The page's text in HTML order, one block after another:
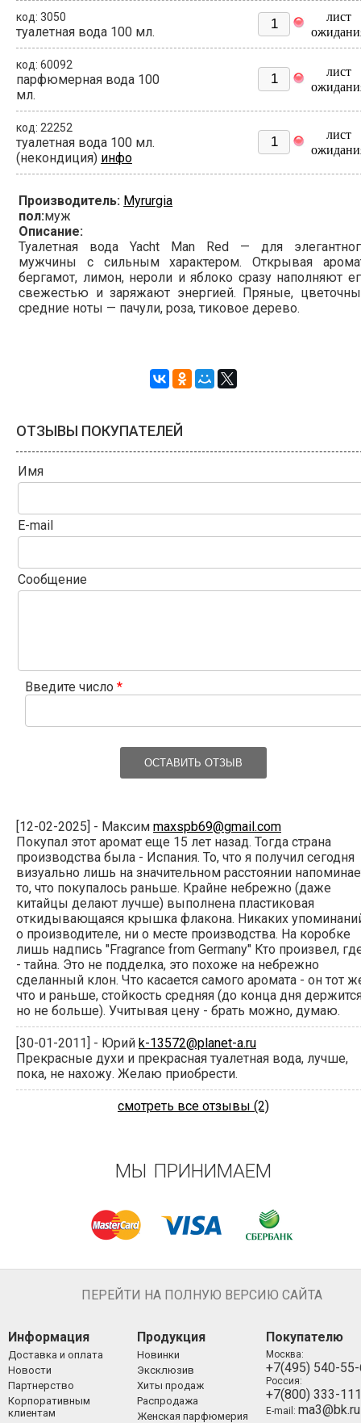
код: 3050
туалетная вода 100 мл.
лист
код: 60092
парфюмерная вода 100
мл.
лист
код: 22252
туалетная вода 100 мл.
(некондиция) инфо
лист
Производитель: Myrurgia
пол:муж
Описание:
Туалетная вода Yacht Man Red — для
мужчины с сильным характером. Открывая
бергамот, лимон, нероли и яблоко сразу наполняют
свежестью и заряжают энергией. Пряные,
средние ноты — пачули, роза, тиковое дерево.
ОТЗЫВЫ ПОКУПАТЕЛЕЙ
Имя
E-mail
Сообщение
ОСТАВИТЬ ОТЗЫВ
[12-02-2025] - Максим maxspb69@gmail.com
Покупал этот аромат еще 15 лет назад. Тогда страна
производства была - Испания. То, что я получил сегодня
визуально лишь на значительном расстоянии
то, что покупалось раньше. Крайне небрежно (даже
китайцы делают лучше) выполнена пластиковая
откидывающаяся крышка флакона. Никаких
о производителе, ни о месте производства. На коробке
лишь надпись "Fragrance from Germany" Кто произвел,
- тайна. Это не подделка, это похоже на небрежно
сделанный клон. Что касается самого аромата - он тот
что и раньше, стойкость средняя (до конца дня
но не больше). Учитывая цену - брать можно, думаю.
[30-01-2011] - Юрий k-13572@planet-a.ru
Прекрасные духи и прекрасная туалетная вода, лучше,
пока, не нахожу. Желаю приобрести.
смотреть все отзывы (2)
МЫ ПРИНИМАЕМ
ПЕРЕЙТИ НА ПОЛНУЮ ВЕРСИЮ САЙТА
Информация
Доставка и оплата
Новости
Партнерство
Корпоративным
клиентам
Продукция
Новинки
Эксклюзив
Хиты продаж
Распродажа
Женская парфюмерия
Покупателю
Москва:
+7(495) 540-
Россия:
+7(800) 333-
E-mail: ma3@bk.ru